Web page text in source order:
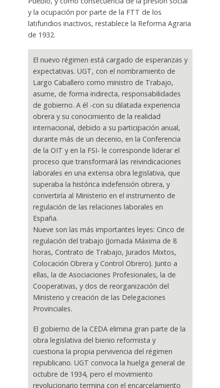
y la ocupación por parte de la FTT de los
latifundios inactivos, restablece la Reforma Agraria
de 1932.
El nuevo régimen está cargado de esperanzas y
expectativas. UGT, con el nombramiento de
Largo Caballero como ministro de Trabajo,
asume, de forma indirecta, responsabilidades
de gobierno. A él -con su dilatada experiencia
obrera y su conocimiento de la realidad
internacional, debido a su participación anual,
durante más de un decenio, en la Conferencia
de la OIT y en la FSI- le corresponde liderar el
proceso que transformará las reivindicaciones
laborales en una extensa obra legislativa, que
superaba la histórica indefensión obrera, y
convertiría al Ministerio en el instrumento de
regulación de las relaciones laborales en
España.
Nueve son las más importantes leyes: Cinco de
regulación del trabajo (Jornada Máxima de 8
horas, Contrato de Trabajo, Jurados Mixtos,
Colocación Obrera y Control Obrero). Junto a
ellas, la de Asociaciones Profesionales, la de
Cooperativas, y dos de reorganización del
Ministerio y creación de las Delegaciones
Provinciales.
El gobierno de la CEDA elimina gran parte de la
obra legislativa del bienio reformista y
cuestiona la propia pervivencia del régimen
republicano. UGT convoca la huelga general de
octubre de 1934, pero el movimiento
revolucionario termina con el encarcelamiento